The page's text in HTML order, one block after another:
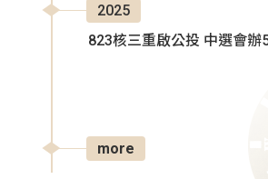
2025
823核三重啟公投 中選會辦
more